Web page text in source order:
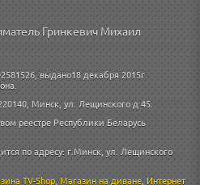
Гринкевич Михаил
выдано18 декабря 2015г.
Минск, ул. Лещинского д 45.
реестре Республики Беларусь
по адресу: г.Минск, ул. Лещинского
TV-Shop,Магазин на диване,Интернет